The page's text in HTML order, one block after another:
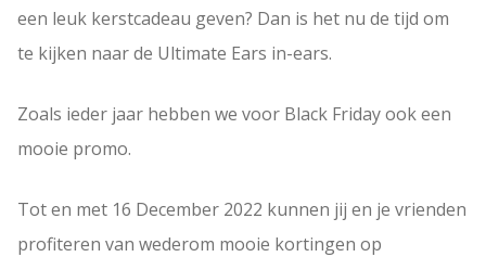
een leuk kerstcadeau geven? Dan is het nu de tijd om
te kijken naar de Ultimate Ears in-ears.
Zoals ieder jaar hebben we voor Black Friday ook een
mooie promo.
Tot en met 16 December 2022 kunnen jij en je vrienden
profiteren van wederom mooie kortingen op